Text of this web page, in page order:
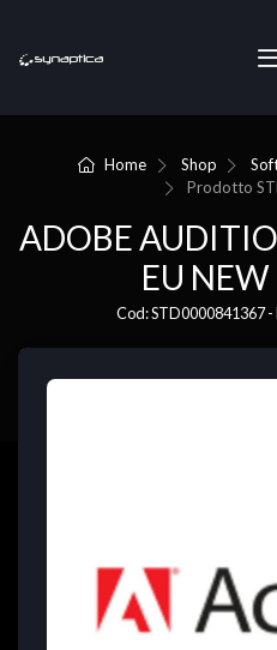
Home Shop
Prodotto
ADOBE
EU NEW
Cod: STD0000841367